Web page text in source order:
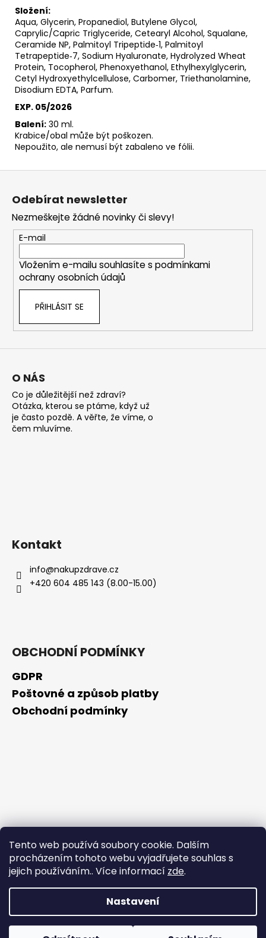
Tento web používá soubory cookie. Dalším
procházením tohoto webu vyjadřujete souhlas s
jejich používáním.. Více informací zde.
Nastavení
Během horkých dnů nedoporučujeme doručování do
Složení:
Aqua, Glycerin, Propanediol, Butylene Glycol,
Caprylic/Capric Triglyceride, Cetearyl Alcohol, Squalane,
Ceramide NP, Palmitoyl Tripeptide‑1, Palmitoyl
Tetrapeptide‑7, Sodium Hyaluronate, Hydrolyzed Wheat
Protein, Tocopherol, Phenoxyethanol, Ethylhexylglycerin,
Cetyl Hydroxyethylcellulose, Carbomer, Triethanolamine,
Disodium EDTA, Parfum.
EXP. 05/2026
Balení: 30 ml.
Krabice/obal může být poškozen.
Nepoužito, ale nemusí být zabaleno ve fólii.
Z
Odebírat newsletter
Nezmeškejte žádné novinky či slevy!
E-mail
Vložením e-mailu souhlasíte s podmínkami
ochrany osobních údajů
PŘIHLÁSIT SE
O NÁS
Co je důležitější než zdraví?
Otázka, kterou se ptáme, když už
je často pozdě. A věřte, že víme, o
čem mluvíme.
Kontakt
info@nakupzdrave.cz
+420 604 485 143 (8.00-15.00)
OBCHODNÍ PODMÍNKY
GDPR
Poštovné a způsob platby
Obchodní podmínky
Copyright 2026NAKUPZDRAVE.CZ. Všechna práva